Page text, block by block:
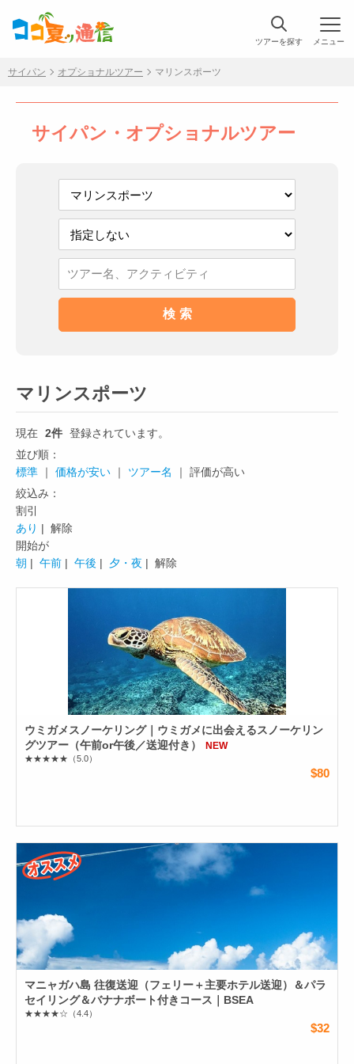
ツアーを探す
サイパン オプショナルツアー マリンスポーツ
サイパン・オプショナルツアー
マリンスポーツ
現在 2件 登録されています。
並び順：
標準 ｜ 価格が安い ｜ ツアー名
｜ 評価が高い
絞込み：
割引
あり | 解除
開始が
朝 | 午前 | 午後 | 夕・夜 | 解除
ウミガメスノーケリング｜ウミガメに出会えるスノーケリン
グツアー（午前or午後／送迎付き）
NEW
★★★★★ （5.0）
$80
マニャガハ島 往復送迎（フェリー＋主要ホテル送迎）＆パラ
セイリング＆バナナボート付きコース｜BSEA
★★★★☆ （4.4）
$32
メニュー